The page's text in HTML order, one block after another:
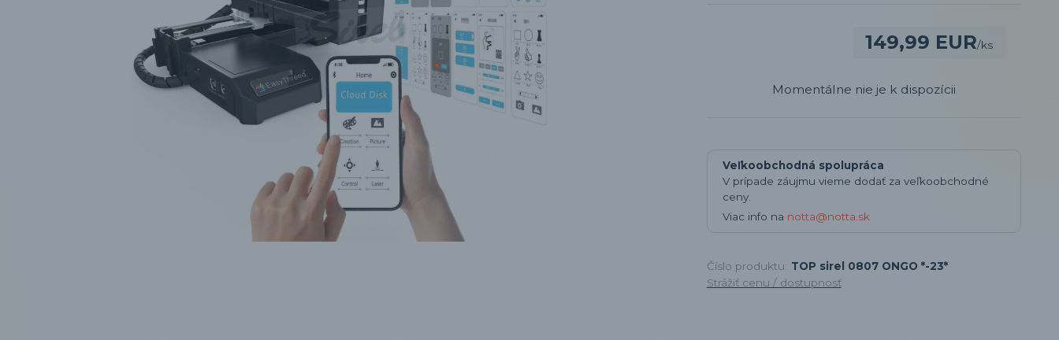
149,99 EUR/ks
Momentálne nie je k dispozícii
Veľkoobchodná spolupráca
V prípade záujmu vieme dodať za veľkoobchodné
ceny.
Viac info na notta@notta.sk
Číslo produktu: TOP sirel 0807 ONGO *-23*
Strážiť cenu / dostupnosť